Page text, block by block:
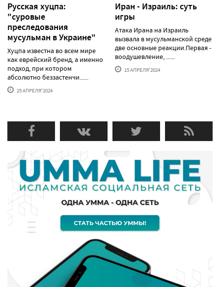
Русская хуцпа:
"суровые
преследования
мусульман в Украине"
Хуцпа известна во всем мире
как еврейский бренд, а именно
подход, при котором
абсолютно беззастенчи......
25 АПРЕЛЯ'2024
Иран - Израиль: суть
игры
Атака Ирана на Израиль
вызвала в мусульманской среде
две основные реакции.Первая -
воодушевление, ......
15 АПРЕЛЯ'2024